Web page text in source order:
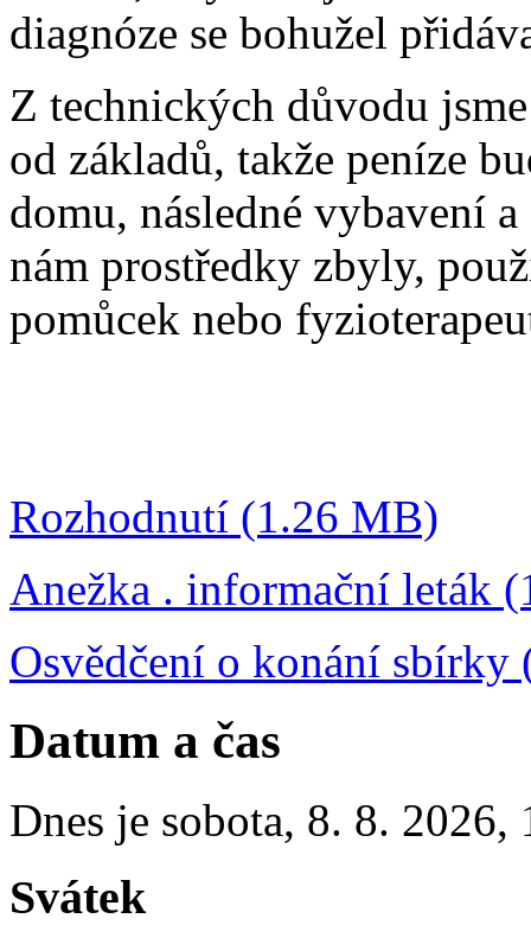
diagnóze se bohužel
Z technických důvodu
od základů, takže peníze
domu, následné vybavení
nám prostředky zbyly,
pomůcek nebo
Rozhodnutí (1.26 MB)
Anežka . informační leták
Osvědčení o konání sbírky
Datum a čas
Dnes je sobota, 8. 8. 2026,
Svátek